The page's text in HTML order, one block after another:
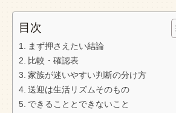
目次
まず押さえたい結論
比較・確認表
家族が迷いやすい判断の分け方
送迎は生活リズムそのもの
できることとできないこと